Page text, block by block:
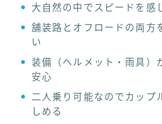
大自然の中でスピードを感
舗装路とオフロードの両方
い
装備（ヘルメット・雨具）
安心
二人乗り可能なのでカップ
しめる